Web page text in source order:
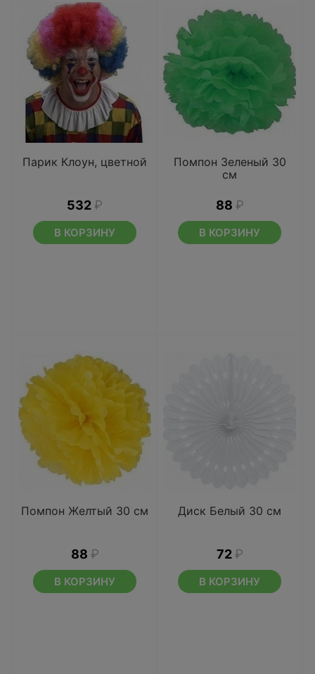
Парик Клоун, цветной
532 ₽
В КОРЗИНУ
Помпон Зеленый 30
см
88 ₽
В КОРЗИНУ
Помпон Желтый 30 см
88 ₽
В КОРЗИНУ
Диск Белый 30 см
72 ₽
В КОРЗИНУ